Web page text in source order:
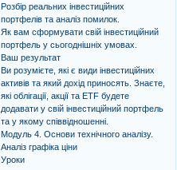
Розбір реальних інвестиційних
портфелів та аналіз помилок.
Як вам сформувати свій інвестиційний
портфель у сьогоднішніх умовах.
Ваш результат
Ви розумієте, які є види інвестиційних
активів та який дохід приносять. Знаєте,
які облігації, акції та ETF будете
додавати у свій інвестиційний портфель
та у якому співвідношенні.
Модуль 4. Основи технічного аналізу.
Аналіз графіка ціни
Уроки